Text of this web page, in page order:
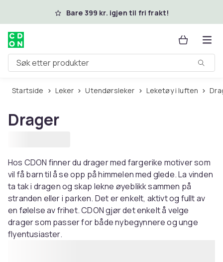
Hopp til hovedinnholdBare 399 kr. igjen til fri frakt!
Søk etter produkter
Startside Leker Utendørsleker Leketøy i luften
Drager
Hos CDON finner du drager med fargerike motiver som
vil få barn til å se opp på himmelen med glede. La vinden
ta tak i dragen og skap lekne øyeblikk sammen på
stranden eller i parken. Det er enkelt, aktivt og fullt av
en følelse av frihet. CDON gjør det enkelt å velge
drager som passer for både nybegynnere og unge
flyentusiaster.